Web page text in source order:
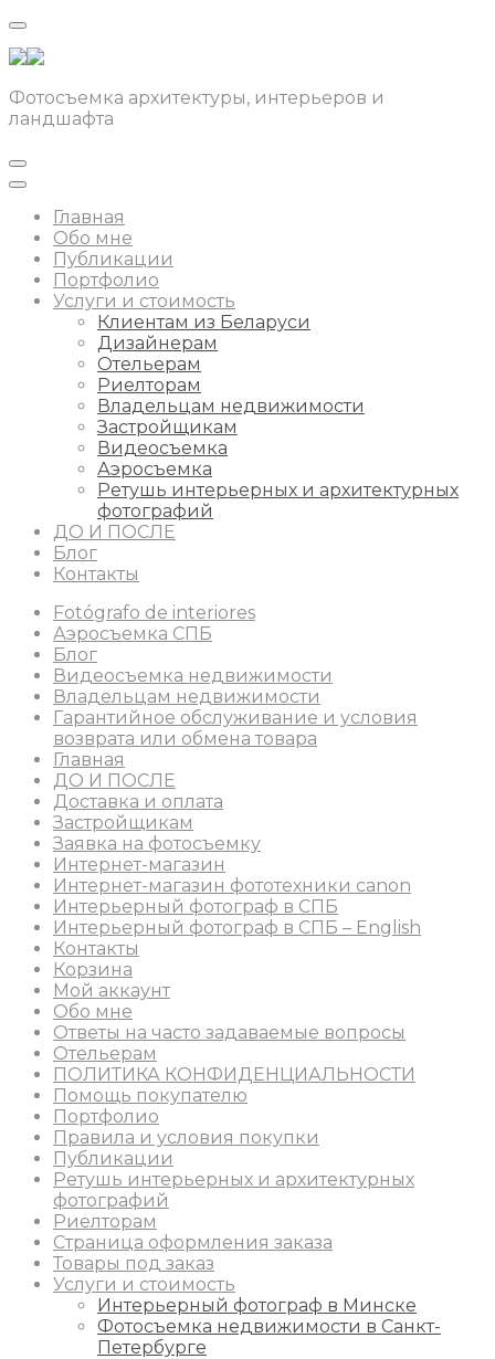
Фотосъемка архитектуры, интерьеров и
ландшафта
Главная
Обо мне
Публикации
Портфолио
Услуги и стоимость
Клиентам из Беларуси
Дизайнерам
Отельерам
Риелторам
Владельцам недвижимости
Застройщикам
Видеосъемка
Аэросъемка
Ретушь интерьерных и архитектурных
фотографий
ДО И ПОСЛЕ
Блог
Контакты
Fotógrafo de interiores
Аэросъемка СПБ
Блог
Видеосъемка недвижимости
Владельцам недвижимости
Гарантийное обслуживание и условия
возврата или обмена товара
Главная
ДО И ПОСЛЕ
Доставка и оплата
Застройщикам
Заявка на фотосъемку
Интернет-магазин
Интернет-магазин фототехники canon
Интерьерный фотограф в СПБ
Интерьерный фотограф в СПБ – English
Контакты
Корзина
Мой аккаунт
Обо мне
Ответы на часто задаваемые вопросы
Отельерам
ПОЛИТИКА КОНФИДЕНЦИАЛЬНОСТИ
Помощь покупателю
Портфолио
Правила и условия покупки
Публикации
Ретушь интерьерных и архитектурных
фотографий
Риелторам
Страница оформления заказа
Товары под заказ
Услуги и стоимость
Интерьерный фотограф в Минске
Фотосъемка недвижимости в Санкт-
Петербурге